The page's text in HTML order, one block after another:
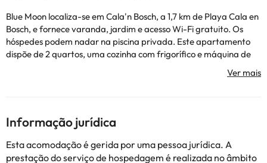
Blue Moon localiza-se em Cala'n Bosch, a 1,7 km de Playa Cala en
Bosch, e fornece varanda, jardim e acesso Wi-Fi gratuito. Os
hóspedes podem nadar na piscina privada. Este apartamento
dispõe de 2 quartos, uma cozinha com frigorífico e máquina de
lavar louça, uma máquina de lavar roupa e 1 casa de banho com
produtos de higiene pessoal gratuitos e um secador de cabelo.
distância. O aeroporto mais próximo é o Aeroporto de Menorca,
que fica a 56 km de Blue Moon.
Esta propriedade não permite a realização de festas de
despedida de solteiros(as) e festas semelhantes. No momento do
Informação jurídica
Esta acomodação é gerida por uma pessoa jurídica. A
prestação do serviço de hospedagem é realizada no âmbito